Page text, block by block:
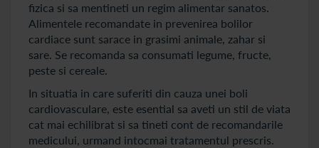
fizica si sa mentineti un regim alimentar sanatos.
Alimentele recomandate in prevenirea bolilor
cardiace sunt sarace in grasimi animale, zahar si
sare. Se recomanda sa consumati legume, fructe,
peste si cereale.
In situatia in care suferiti din cauza unei boli
cardiovasculare, este esential sa aveti un stil de viata
cat mai echilibrat si sa tineti cont de recomandarile
medicului, urmand intocmai tratamentul prescris.